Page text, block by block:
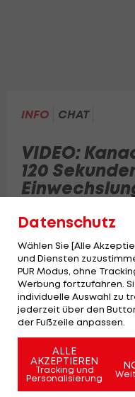
INFO CHAT
VIDEO:
120
Cyle Larin rettet
Herzegowina den
zwei Minuten nach
Datenschutz
Wählen Sie [Alle
und Diensten
PUR Modus, ohne
Werbung fortzufahren.
individuelle Auswahl zu
jederzeit über den
der Fußzeile anpassen.
ALLE
AKZEPTIEREN
Tracking und
Personalisierung